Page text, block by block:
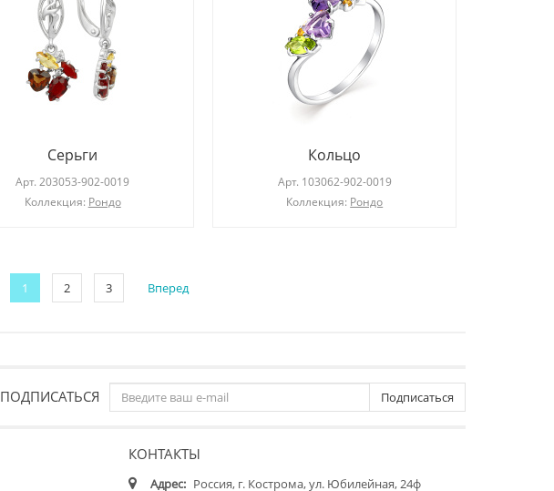
Серьги
Арт.203053-902-0019
Коллекция: Рондо
Кольцо
Арт. 103062-902-0019
Коллекция: Рондо
1 2 3 Вперед
ПОДПИСАТЬСЯ Подписаться
КОНТАКТЫ
Адрес: Россия, г. Кострома, ул. Юбилейная, 24ф